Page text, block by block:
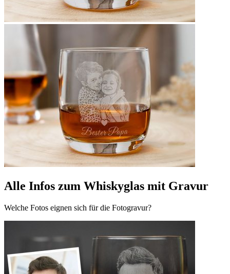
Alle Infos zum Whiskyglas mit Gravur
Welche Fotos eignen sich für die Fotogravur?